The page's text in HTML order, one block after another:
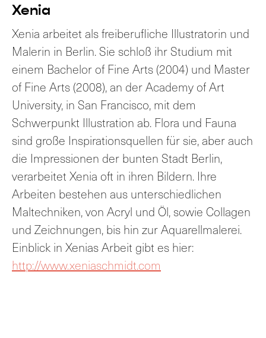
Xenia
Xenia arbeitet als freiberufliche Illustratorin und
Malerin in Berlin. Sie schloß ihr Studium mit
einem Bachelor of Fine Arts (2004) und Master
of Fine Arts (2008), an der Academy of Art
University, in San Francisco, mit dem
Schwerpunkt Illustration ab. Flora und Fauna
sind große Inspirationsquellen für sie, aber auch
die Impressionen der bunten Stadt Berlin,
verarbeitet Xenia oft in ihren Bildern. Ihre
Arbeiten bestehen aus unterschiedlichen
Maltechniken, von Acryl und Öl, sowie Collagen
und Zeichnungen, bis hin zur Aquarellmalerei.
Einblick in Xenias Arbeit gibt es hier:
http://www.xeniaschmidt.com